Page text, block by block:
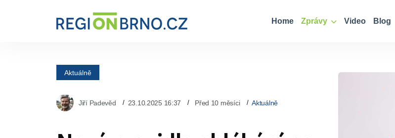
Home Zprávy Video Blog
Aktuálně
Jiří Padevěd 23.10.2025 16:37 Před 10 měsíci Aktuálně